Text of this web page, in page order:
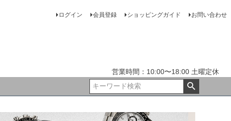
ログイン 会員登録 ショッピングガイド お問い合わせ
営業時間：10:00〜18:00 土曜定休